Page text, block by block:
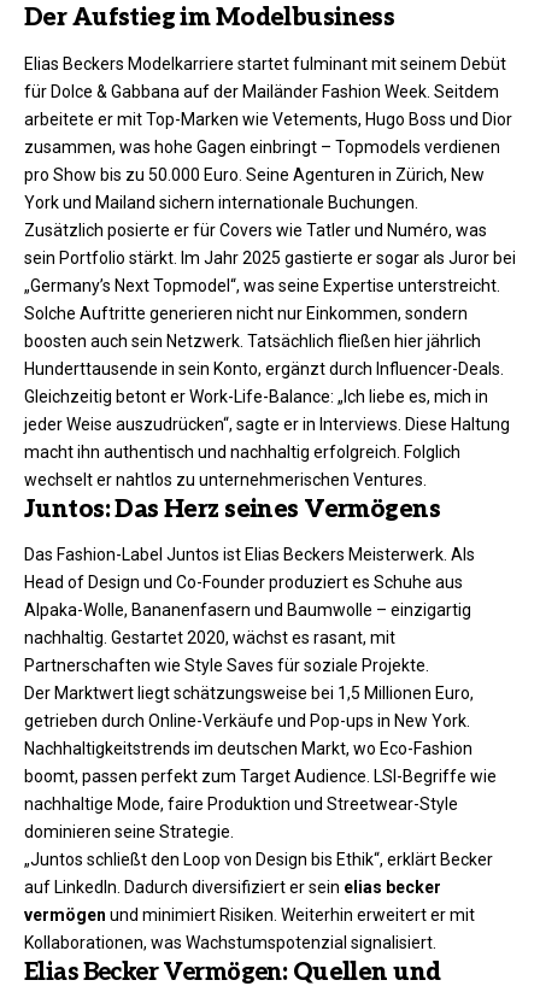
Der Aufstieg im Modelbusiness
Elias Beckers Modelkarriere startet fulminant mit seinem Debüt
für Dolce & Gabbana auf der Mailänder Fashion Week. Seitdem
arbeitete er mit Top-Marken wie Vetements, Hugo Boss und Dior
zusammen, was hohe Gagen einbringt – Topmodels verdienen
pro Show bis zu 50.000 Euro. Seine Agenturen in Zürich, New
York und Mailand sichern internationale Buchungen.
Zusätzlich posierte er für Covers wie Tatler und Numéro, was
sein Portfolio stärkt. Im Jahr 2025 gastierte er sogar als Juror bei
„Germany’s Next Topmodel“, was seine Expertise unterstreicht.
Solche Auftritte generieren nicht nur Einkommen, sondern
boosten auch sein Netzwerk. Tatsächlich fließen hier jährlich
Hunderttausende in sein Konto, ergänzt durch Influencer-Deals.​
Gleichzeitig betont er Work-Life-Balance: „Ich liebe es, mich in
jeder Weise auszudrücken“, sagte er in Interviews. Diese Haltung
macht ihn authentisch und nachhaltig erfolgreich. Folglich
wechselt er nahtlos zu unternehmerischen Ventures.
Juntos: Das Herz seines Vermögens
Das Fashion-Label Juntos ist Elias Beckers Meisterwerk. Als
Head of Design und Co-Founder produziert es Schuhe aus
Alpaka-Wolle, Bananenfasern und Baumwolle – einzigartig
nachhaltig. Gestartet 2020, wächst es rasant, mit
Partnerschaften wie Style Saves für soziale Projekte.
Der Marktwert liegt schätzungsweise bei 1,5 Millionen Euro,
getrieben durch Online-Verkäufe und Pop-ups in New York.
Nachhaltigkeitstrends im deutschen Markt, wo Eco-Fashion
boomt, passen perfekt zum Target Audience. LSI-Begriffe wie
nachhaltige Mode, faire Produktion und Streetwear-Style
dominieren seine Strategie.​
„Juntos schließt den Loop von Design bis Ethik“, erklärt Becker
auf LinkedIn. Dadurch diversifiziert er sein elias becker
vermögen und minimiert Risiken. Weiterhin erweitert er mit
Kollaborationen, was Wachstumspotenzial signalisiert.
Elias Becker Vermögen: Quellen und